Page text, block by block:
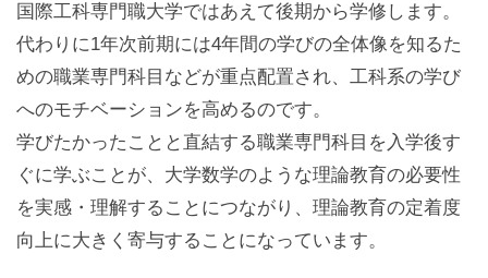
国際工科専門職大学ではあえて後期から学修します。
代わりに1年次前期には4年間の学びの全体像を知るた
めの職業専門科目などが重点配置され、工科系の学び
へのモチベーションを高めるのです。
学びたかったことと直結する職業専門科目を入学後す
ぐに学ぶことが、大学数学のような理論教育の必要性
を実感・理解することにつながり、理論教育の定着度
向上に大きく寄与することになっています。